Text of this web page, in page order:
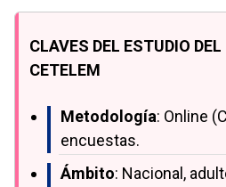
CLAVES DEL ESTUDIO
CETELEM
Metodología: Online
encuestas.
Ámbito: Nacional,